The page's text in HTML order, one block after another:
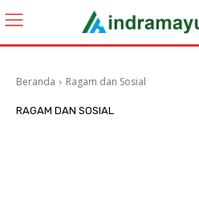
Beranda Ragam dan Sosial
RAGAM DAN SOSIAL